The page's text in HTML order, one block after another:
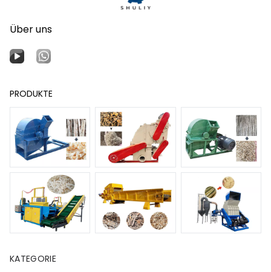
Über uns
PRODUKTE
KATEGORIE